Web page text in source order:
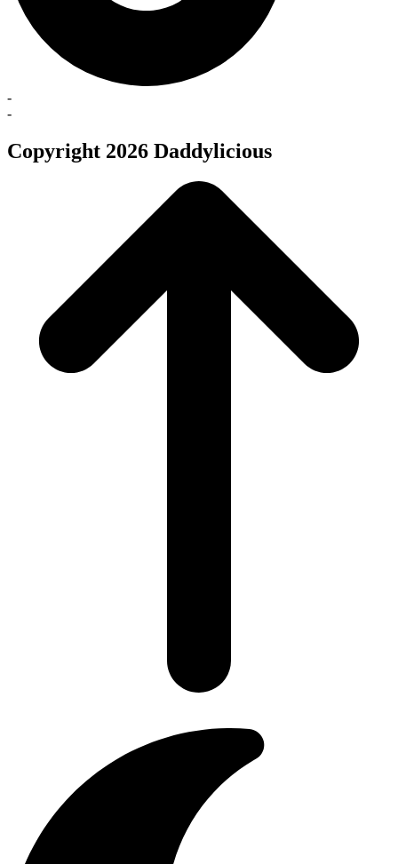
-
-
Copyright 2026 Daddylicious